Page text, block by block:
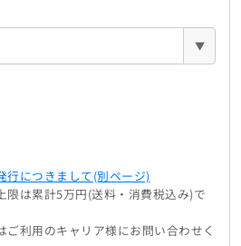
▼
につきまして(別ページ)
は累計5万円(送料・消費税込み)で
利用のキャリア様にお問い合わせく